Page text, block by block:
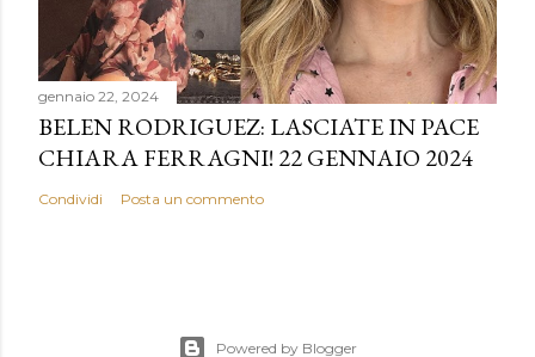
gennaio 22, 2024
BELEN RODRIGUEZ: LASCIATE IN PACE
CHIARA FERRAGNI! 22 GENNAIO 2024
Condividi Posta un commento
Powered by Blogger